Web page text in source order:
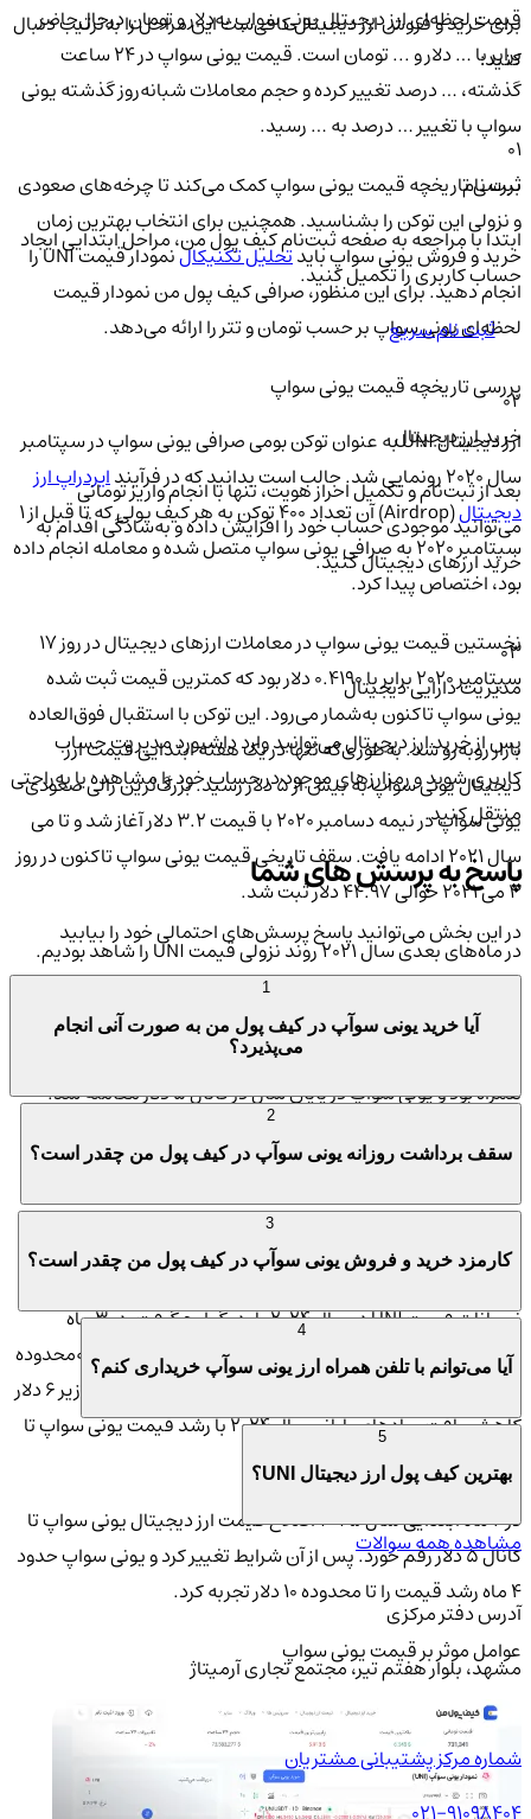
قیمت لحظه‌ای ارز دیجیتال یونی سواپ به‌دلار و تومان درحال‌حاضر
برابر با … دلار و ... تومان است. قیمت یونی سواپ در ۲۴ ساعت
گذشته، … درصد تغییر کرده و حجم معاملات شبانه‌روز گذشته یونی
سواپ با تغییر … درصد به … رسید.
بررسی تاریخچه قیمت یونی سواپ کمک می‌کند تا چرخه‌های صعودی
و نزولی این توکن را بشناسید. همچنین برای انتخاب بهترین زمان
خرید و فروش یونی سواپ بایدتحلیل تکنیکال
نمودار قیمت UNI را
انجام دهید. برای این منظور، صرافی کیف پول من نمودار قیمت
لحظه‌ای یونی سواپ بر حسب تومان و تتر را ارائه می‌دهد.
بررسی تاریخچه قیمت یونی سواپ
ارز دیجیتال UNI به عنوان توکن بومی صرافی یونی سواپ در سپتامبر
سال ۲۰۲۰ رونمایی شد. جالب است بدانید که در فرآیند
ایردراپ ارز
دیجیتال
(Airdrop) آن تعداد ۴۰۰ توکن به هر کیف پولی که تا قبل از ۱
سپتامبر ۲۰۲۰ به صرافی یونی سواپ متصل شده و معامله انجام داده
بود، اختصاص پیدا کرد.
نخستین قیمت یونی سواپ در معاملات ارزهای دیجیتال در روز ۱۷
سپتامبر ۲۰۲۰ برابر با ۰.۴۱۹۰ دلار بود که کمترین قیمت ثبت شده
یونی سواپ تاکنون به‌شمار می‌رود. این توکن با استقبال فوق‌العاده
بازار روبه‌رو شد. به‌طوری‌که تنها در یک هفته ابتدایی قیمت ارز
دیجیتال یونی سواپ به بیش از ۵ دلار رسید. بزرگ‌ترین رالی صعودی
یونی سواپ در نیمه دسامبر ۲۰۲۰ با قیمت ۳.۲ دلار آغاز شد و تا می
سال ۲۰۲۱ ادامه یافت. سقف تاریخی قیمت یونی سواپ تاکنون در روز
۳ می ۲۰۲۱ حوالی ۴۴.۹۷ دلار ثبت شد.
در ماه‌های بعدی سال ۲۰۲۱ روند نزولی قیمت UNI را شاهد بودیم.
به‌طوری‌که سال ۲۰۲۱ را در کانال ۱۷ دلار به‌پایان رساند. این روند نزولی
در سال ۲۰۲۲ ادامه پیدا کرد و تا نیمه سال قیمت ارز دیجیتال یونی
همراه بود و یونی سواپ در پایان سال در کانال ۵ دلار معامله شد.
در ۹ ماه ابتدایی سال ۲۰۲۳ قیمت ارز دیجیتال یونی سواپ با شیب
سال شرایط تغییر کرد و در پایان دسامبر این ارز دیجیتال به‌محدوده
۷.۸ دلار رسید.
نوسانات قیمت UNI در سال ۲۰۲۴ بار دیگر اوج گرفت. در ۳ ماه
ابتدایی روند صعودی یونی سواپ قیمت این ارز دیجیتال را به‌محدوده
۱۵ دلار رساند. این شرایط پایدار نبود و تا نیمه سال قیمت به‌زیر ۶ دلار
کاهش یافت. ماه‌های پایانی سال ۲۰۲۴ با رشد قیمت یونی سواپ تا
در ۴ ماه ابتدایی سال ۲۰۲۵ اصلاح قیمت ارز دیجیتال یونی سواپ تا
کانال ۵ دلار رقم خورد. پس از آن شرایط تغییر کرد و یونی سواپ حدود
۴ ماه رشد قیمت را تا محدوده ۱۰ دلار تجربه کرد.
عوامل موثر بر قیمت یونی سواپ
برای خرید و فروش ارز دیجیتال کافی‌ست این مراحل را به‌ترتیب دنبال
کنید:
01
ثبت نام
ابتدا با مراجعه به صفحه ثبت‌نام کیف‌ پول من، مراحل ابتدایی ایجاد
حساب کاربری را تکمیل کنید.
ثبت نام سریع
02
خرید ارز دیجیتال
بعد از ثبت‌نام و تکمیل احراز هویت، تنها با انجام واریز تومانی
می‌توانید موجودی حساب خود را افزایش داده و به‌سادگی اقدام به
خرید ارزهای دیجیتال کنید.
03
مدیریت دارایی دیجیتال
پس از خرید ارز دیجیتال می‌توانید وارد داشبورد مدیریت حساب
کاربری شوید و رمزارزهای موجود در حساب خود را مشاهده یا به‌راحتی
منتقل کنید.
پاسخ به پرسش های شما
در این بخش می‌توانید پاسخ پرسش‌های احتمالی خود را بیابید
آیا خرید یونی سوآپ در کیف پول من به صورت آنی انجام
می‌پذیرد؟
سقف برداشت روزانه یونی سوآپ در کیف پول من چقدر است؟
کارمزد خرید و فروش یونی سوآپ در کیف پول من چقدر است؟
آیا می‌توانم با تلفن همراه ارز یونی سوآپ خریداری کنم؟
بهترین کیف پول ارز دیجیتال UNI؟
مشاهده همه سوالات
آدرس دفتر مرکزی
مشهد، بلوار هفتم تیر، مجتمع تجاری آرمیتاژ
شماره مرکز پشتیبانی مشتریان